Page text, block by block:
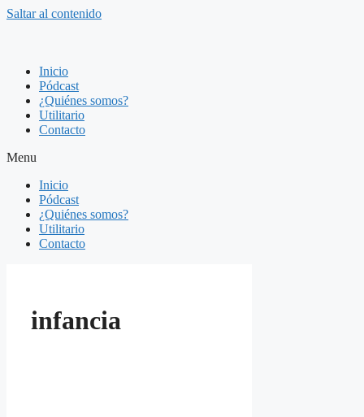
Saltar al contenido
Inicio
Pódcast
¿Quiénes somos?
Utilitario
Contacto
Menu
Inicio
Pódcast
¿Quiénes somos?
Utilitario
Contacto
infancia